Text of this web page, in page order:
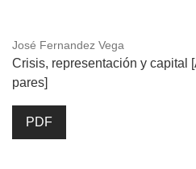
José Fernandez Vega
Crisis, representación y capital
pares]
PDF